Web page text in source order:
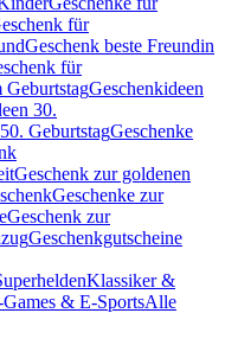
für
Geschenk beste Freundin
für
GeburtstagGeschenkideen
30.
GeburtstagGeschenke
Geschenk zur goldenen
Geschenke zur
Geschenk zur
Geschenkgutscheine
Klassiker &
& E-SportsAlle